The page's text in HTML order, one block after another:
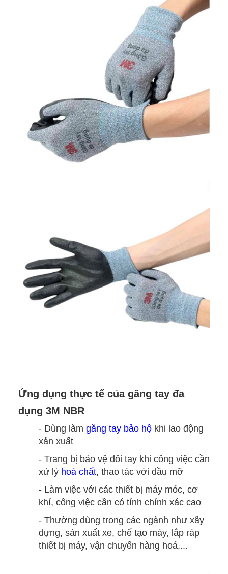
Ứng dụng thực tế của găng tay đa
dụng 3M NBR
- Dùng làm găng tay bảo hộ khi lao động
xản xuất
- Trang bị bảo vệ đôi tay khi công việc cần
xử lý hoá chất, thao tác với dầu mỡ
- Làm việc với các thiết bị máy móc, cơ
khí, công việc cần có tính chính xác cao
- Thường dùng trong các ngành như xây
dựng, sản xuất xe, chế tạo máy, lắp ráp
thiết bị máy, vận chuyển hàng hoá,...